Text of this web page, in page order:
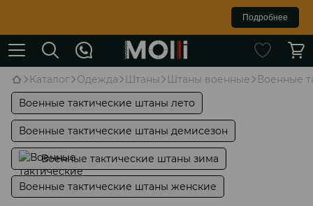
Подробнее
Каталог Одежда Штаны Штаны военные
Военные
Военные тактические штаны лето
Военные тактические штаны демисезон
Военные тактические штаны зима
Военные тактические штаны женские